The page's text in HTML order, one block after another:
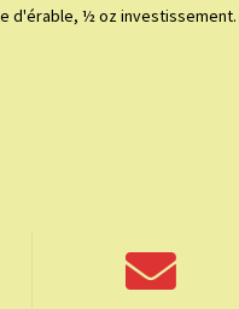
d'érable, ½ oz investissement.